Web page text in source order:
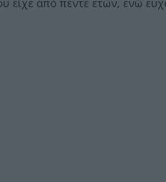
είχε από πέντε ετών, ενώ